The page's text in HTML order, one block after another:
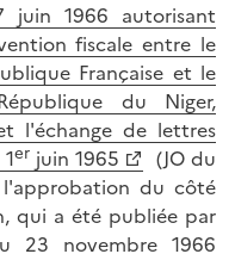
juin 1966 autorisant
fiscale entre le
Française et le
du Niger,
l'échange de lettres
erjuin 1965
(JO du
du côté
qui a été publiée par
23 novembre 1966